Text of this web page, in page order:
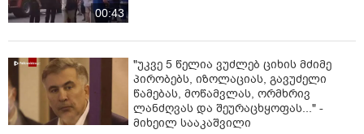
00:43
"უკვე 5 წელია ვუძლებ ციხის მძიმე
პირობებს, იზოლაციას, გავუძელი
წამებას, მოწამვლას, ორმხრივ
ლანძღვას და შეურაცხყოფას..." -
მიხეილ სააკაშვილი